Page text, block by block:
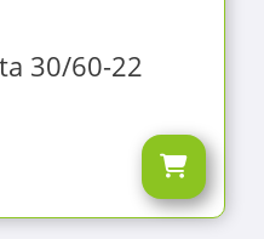
30/60-22